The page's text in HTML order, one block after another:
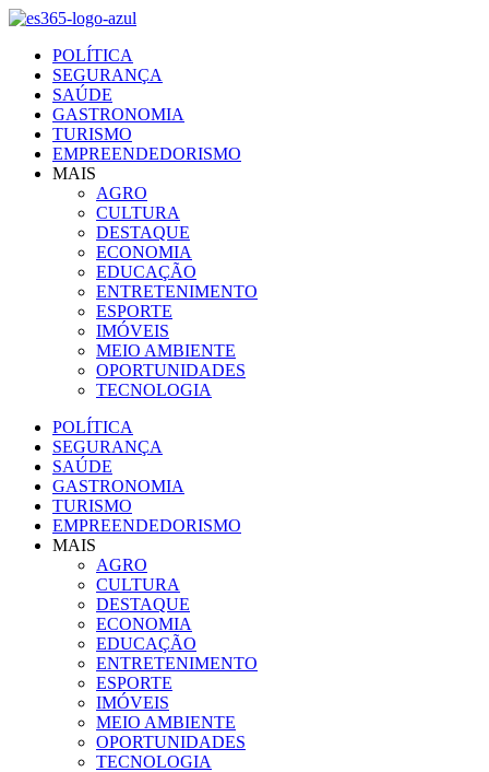
Ir
conteúdo
POLÍTICA
SEGURANÇA
SAÚDE
GASTRONOMIA
TURISMO
EMPREENDEDORISMO
MAIS
AGRO
CULTURA
DESTAQUE
ECONOMIA
EDUCAÇÃO
ENTRETENIMENTO
ESPORTE
IMÓVEIS
MEIO AMBIENTE
OPORTUNIDADES
TECNOLOGIA
POLÍTICA
SEGURANÇA
SAÚDE
GASTRONOMIA
TURISMO
EMPREENDEDORISMO
MAIS
AGRO
CULTURA
DESTAQUE
ECONOMIA
EDUCAÇÃO
ENTRETENIMENTO
ESPORTE
IMÓVEIS
MEIO AMBIENTE
OPORTUNIDADES
TECNOLOGIA